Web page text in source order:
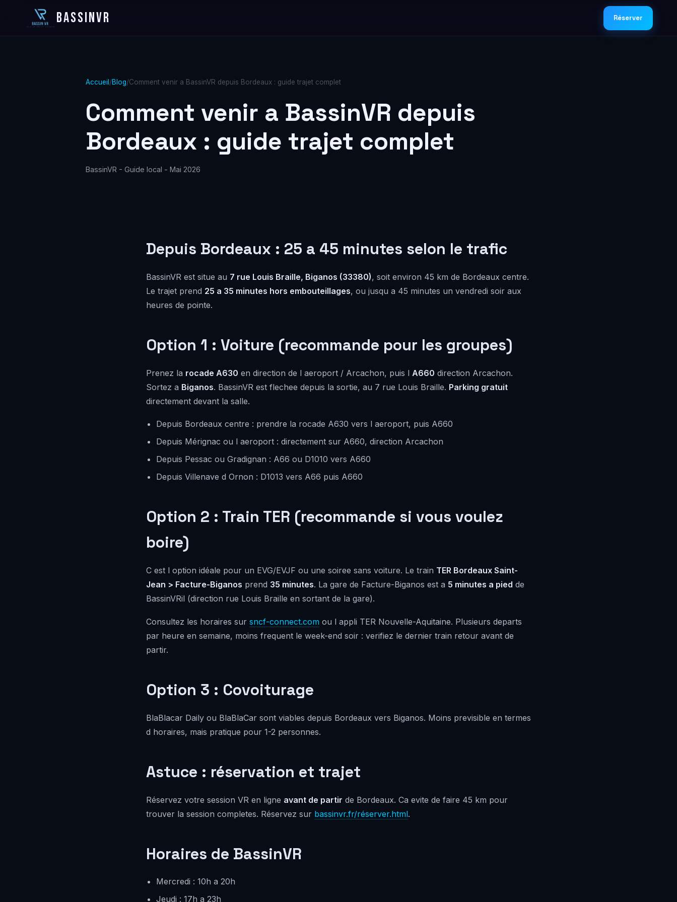
BASSINVR Réserver
Accueil /Blog/Comment venir a BassinVR depuis Bordeaux : guide trajet complet
Comment venir a BassinVR depuis
Bordeaux : guide trajet complet
BassinVR - Guide local - Mai 2026
Depuis Bordeaux : 25 a 45 minutes selon le trafic
BassinVR est situe au 7 rue Louis Braille, Biganos (33380), soit environ 45 km de Bordeaux centre.
Le trajet prend 25 a 35 minutes hors embouteillages, ou jusqu a 45 minutes un vendredi soir aux
heures de pointe.
Option 1 : Voiture (recommande pour les groupes)
Prenez la rocade A630 en direction de l aeroport / Arcachon, puis l A660 direction Arcachon.
Sortez a Biganos. BassinVR est flechee depuis la sortie, au 7 rue Louis Braille. Parking gratuit
directement devant la salle.
Depuis Bordeaux centre : prendre la rocade A630 vers l aeroport, puis A660
Depuis Mérignac ou l aeroport : directement sur A660, direction Arcachon
Depuis Pessac ou Gradignan : A66 ou D1010 vers A660
Depuis Villenave d Ornon : D1013 vers A66 puis A660
Option 2 : Train TER (recommande si vous voulez
boire)
C est l option idéale pour un EVG/EVJF ou une soiree sans voiture. Le train TER Bordeaux Saint-
Jean > Facture-Biganos prend 35 minutes. La gare de Facture-Biganos est a 5 minutes a pied de
BassinVRil (direction rue Louis Braille en sortant de la gare).
Consultez les horaires sur sncf-connect.com ou l appli TER Nouvelle-Aquitaine. Plusieurs departs
par heure en semaine, moins frequent le week-end soir : verifiez le dernier train retour avant de
partir.
Option 3 : Covoiturage
BlaBlacar Daily ou BlaBlaCar sont viables depuis Bordeaux vers Biganos. Moins previsible en termes
d horaires, mais pratique pour 1-2 personnes.
Astuce : réservation et trajet
Réservez votre session VR en ligne avant de partir de Bordeaux. Ca evite de faire 45 km pour
trouver la session completes. Réservez sur bassinvr.fr/réserver.html.
Horaires de BassinVR
Mercredi : 10h a 20h
Jeudi : 17h a 23h